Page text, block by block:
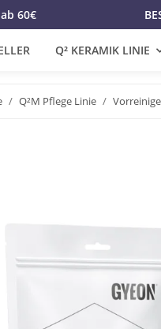
ab 60€
Q² KERAMIK LINIE
Q²M Pflege Linie